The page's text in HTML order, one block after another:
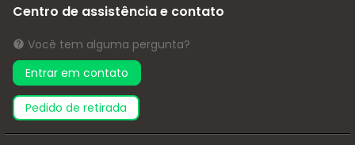
Centro de assistência e contato
Você tem alguma pergunta?
Entrar em contato
pedido de retirada